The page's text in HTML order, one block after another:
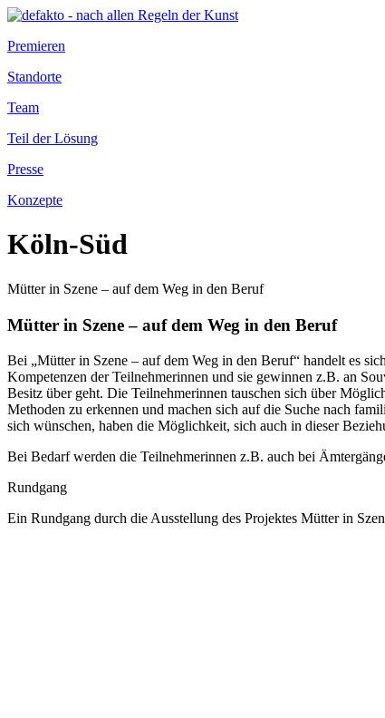
Premieren
Standorte
Team
Teil der Lösung
Presse
Konzepte
Köln-Süd
Mütter in Szene – auf dem Weg in den Beruf
Mütter in Szene – auf dem Weg in den Beruf
Bei „Mütter in Szene – auf dem Weg in den Beruf“ handelt es
Kompetenzen der Teilnehmerinnen und sie gewinnen z.B. an
Besitz über geht. Die Teilnehmerinnen tauschen sich über
Methoden zu erkennen und machen sich auf die Suche nach
sich wünschen, haben die Möglichkeit, sich auch in dieser
Bei Bedarf werden die Teilnehmerinnen z.B. auch bei
Rundgang
Ein Rundgang durch die Ausstellung des Projektes Mütter in